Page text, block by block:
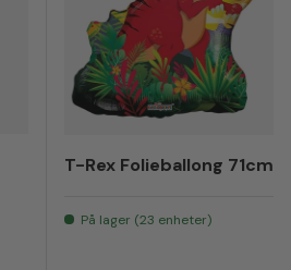
T-Rex Folieballong 71cm
På lager (23 enheter)